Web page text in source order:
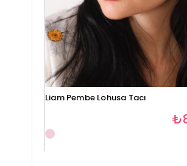
Liam Pembe Lohusa Tacı